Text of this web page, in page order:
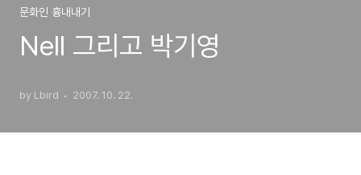
문화인 흉내내기
Nell 그리고 박기영
by Lbird 2007. 10. 22.